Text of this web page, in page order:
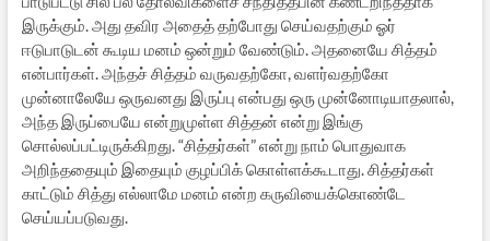
இருக்கும். அது தவிர அதைத் தற்போது செய்வதற்கும் ஓர்
ஈடுபாடுடன் கூடிய மனம் ஒன்றும் வேண்டும். அதனையே சித்தம்
என்பார்கள். அந்தச் சித்தம் வருவதற்கோ, வளர்வதற்கோ
முன்னாலேயே ஒருவனது இருப்பு என்பது ஒரு முன்னோடியாதலால்,
அந்த இருப்பையே என்றுமுள்ள சித்தன் என்று இங்கு
சொல்லப்பட்டிருக்கிறது. “சித்தர்கள்” என்று நாம் பொதுவாக
அறிந்ததையும் இதையும் குழப்பிக் கொள்ளக்கூடாது. சித்தர்கள்
காட்டும் சித்து எல்லாமே மனம் என்ற கருவியைக்கொண்டே
செய்யப்படுவது.